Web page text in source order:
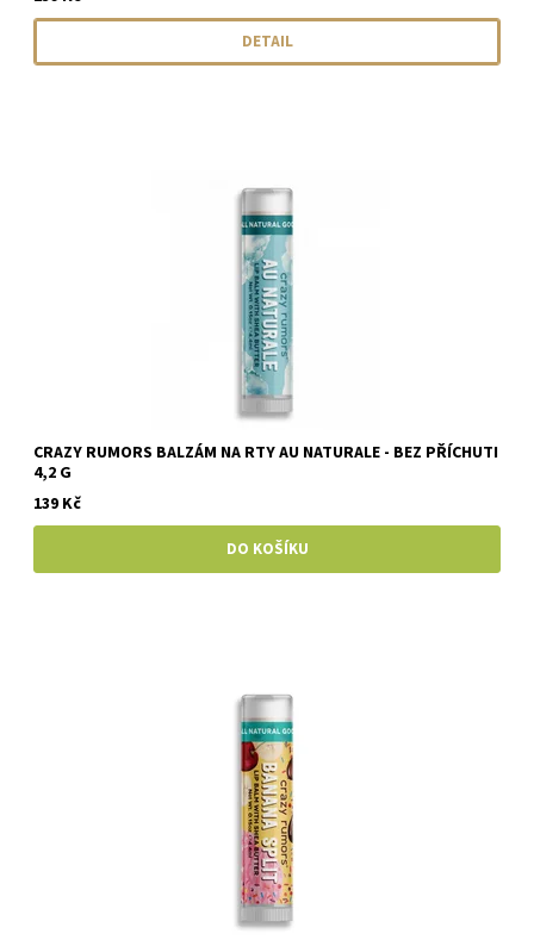
DETAIL
CRAZY RUMORS BALZÁM NA RTY AU NATURALE - BEZ PŘÍCHUTI
4,2 G
139 Kč